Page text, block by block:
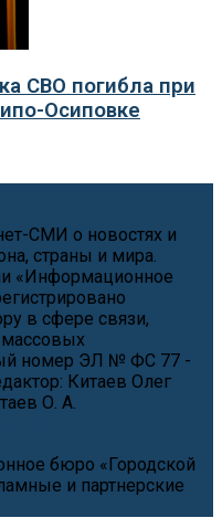
СВО погибла при
Осиповке
СМИ о новостях и
страны и мира.
«Информационное
в сфере связи,
номер ЭЛ № ФС 77 -
Китаев Олег
О. А.
бюро «Городской
и партнерские